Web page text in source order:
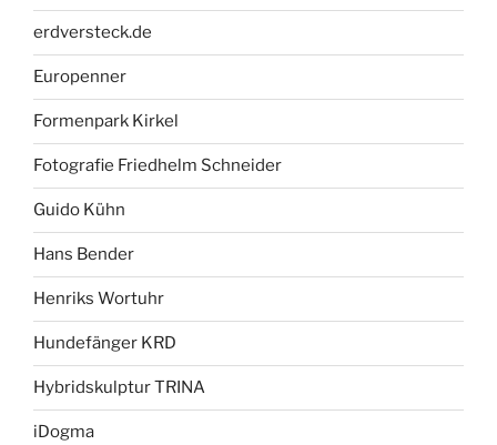
erdversteck.de
Europenner
Formenpark Kirkel
Fotografie Friedhelm Schneider
Guido Kühn
Hans Bender
Henriks Wortuhr
Hundefänger KRD
Hybridskulptur TRINA
iDogma